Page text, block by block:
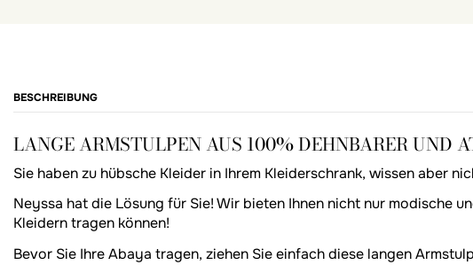
BESCHREIBUNG
LANGE ARMSTULPEN AUS 100% DEHNBARER UND
Sie haben zu hübsche Kleider in Ihrem Kleiderschrank, wissen aber
Neyssa hat die Lösung für Sie! Wir bieten Ihnen nicht nur modische
Kleidern tragen können!
Bevor Sie Ihre Abaya tragen, ziehen Sie einfach diese langen